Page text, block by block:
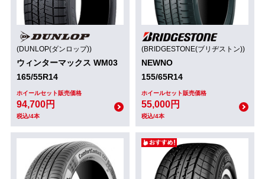
(DUNLOP(ダンロップ))
ウィンターマックス WM03
165/55R14
ホイールセット販売価格
94,700円
税込/4本
(BRIDGESTONE(ブリヂストン))
NEWNO
155/65R14
ホイールセット販売価格
55,000円
税込/4本